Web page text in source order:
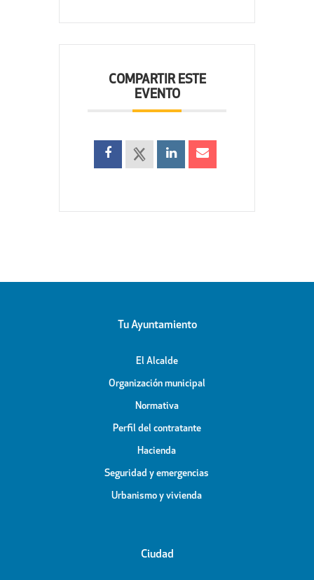
COMPARTIR ESTE
EVENTO
Tu Ayuntamiento
El Alcalde
Organización municipal
Normativa
Perfil del contratante
Hacienda
Seguridad y emergencias
Urbanismo y vivienda
Ciudad